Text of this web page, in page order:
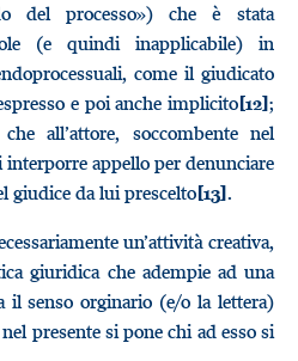
del processo») che è stata
(e quindi inapplicabile) in
come il giudicato
e poi anche implicito[12];
all’attore, soccombente nel
appello per denunciare
giudice da lui prescelto[13].
un’attività creativa,
giuridica che adempie ad una
il senso orginario (e/o la lettera)
presente si pone chi ad esso si